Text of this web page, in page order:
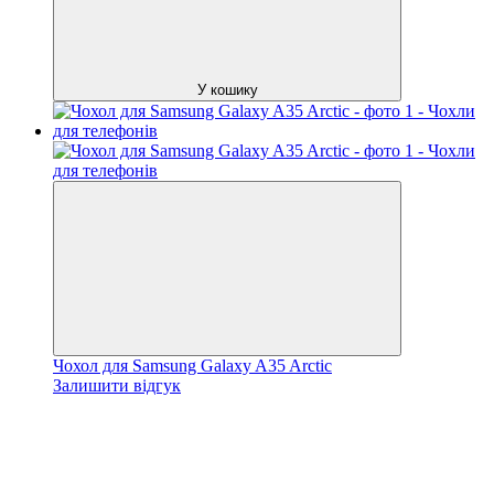
У кошику
Чохол для Samsung Galaxy A35 Arctic
Залишити відгук